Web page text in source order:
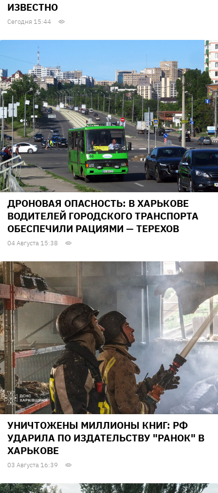
ИЗВЕСТНО
Сегодня 15:44
ДРОНОВАЯ ОПАСНОСТЬ: В ХАРЬКОВЕ
ВОДИТЕЛЕЙ ГОРОДСКОГО ТРАНСПОРТА
ОБЕСПЕЧИЛИ РАЦИЯМИ — ТЕРЕХОВ
04 Августа 15:38
УНИЧТОЖЕНЫ МИЛЛИОНЫ КНИГ: РФ
УДАРИЛА ПО ИЗДАТЕЛЬСТВУ "РАНОК" В
ХАРЬКОВЕ
03 Августа 16:39